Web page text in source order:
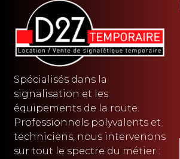
Spécialisés dans la
signalisation et les
équipements de la route.
Professionnels polyvalents et
techniciens, nous intervenons
sur tout le spectre du métier :